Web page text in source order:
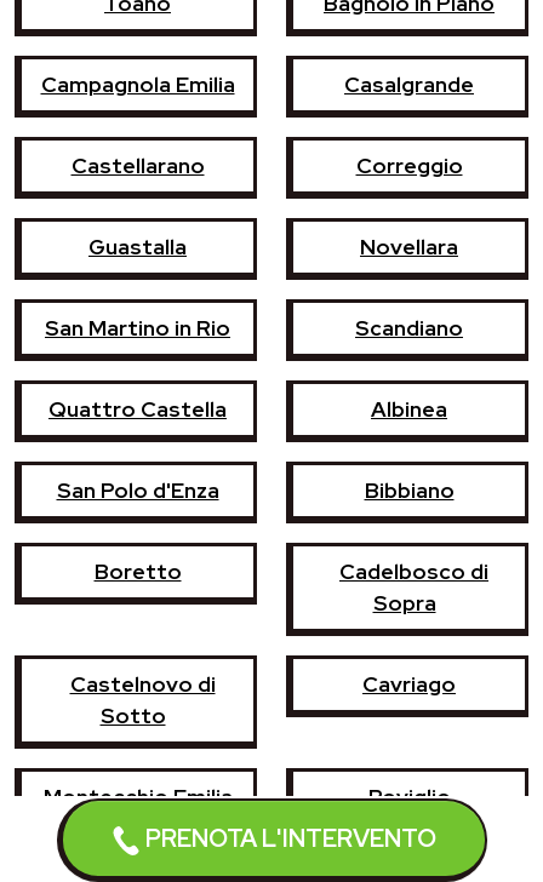
PRENOTA L'INTERVENTO
Campagnola Emilia Casalgrande
Castellarano Correggio
Guastalla Novellara
San Martino in Rio Scandiano
Quattro Castella Albinea
San Polo d'Enza Bibbiano
Boretto
Cadelbosco di
Sopra
Castelnovo di
Sotto
Cavriago
Montecchio Emilia Poviglio